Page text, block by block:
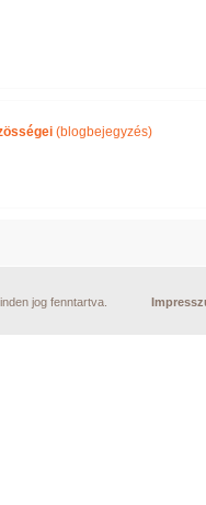
(blogbejegyzés)
jog fenntartva.